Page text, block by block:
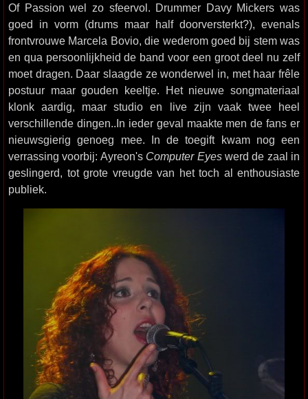
Of Passion wel zo sfeervol. Drummer Davy Mickers was
goed in vorm (drums maar half doorversterkt?), evenals
frontvrouwe Marcela Bovio, die wederom goed bij stem was
en qua persoonlijkheid de band voor een groot deel nu zelf
moet dragen. Daar slaagde ze wonderwel in, met haar frêle
postuur maar gouden keeltje. Het nieuwe songmateriaal
klonk aardig, maar studio en live zijn vaak twee heel
verschillende dingen..In ieder geval maakte men de fans er
nieuwsgierig genoeg mee. In de toegift kwam nog een
verrassing voorbij: Ayreon's Computer Eyeswerd de zaal in
geslingerd, tot grote vreugde van het toch al enthousiaste
publiek.